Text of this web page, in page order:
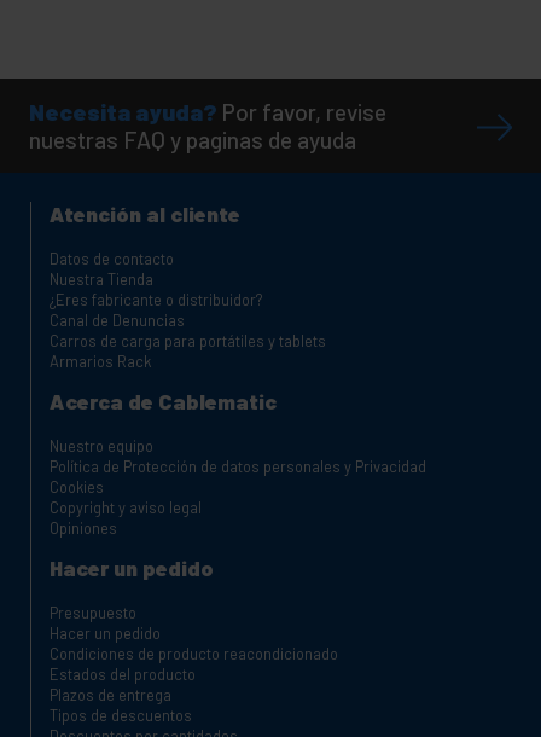
Necesita ayuda? Por favor, revise
nuestras FAQ y paginas de ayuda
Atención al cliente
Datos de contacto
Nuestra Tienda
¿Eres fabricante o distribuidor?
Canal de Denuncias
Carros de carga para portátiles y tablets
Armarios Rack
Acerca de Cablematic
Nuestro equipo
Política de Protección de datos personales y Privacidad
Cookies
Copyright y aviso legal
Opiniones
Hacer un pedido
Presupuesto
Hacer un pedido
Condiciones de producto reacondicionado
Estados del producto
Plazos de entrega
Tipos de descuentos